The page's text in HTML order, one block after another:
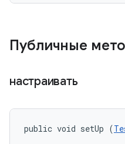
Публичные
настраивать
public void setUp (